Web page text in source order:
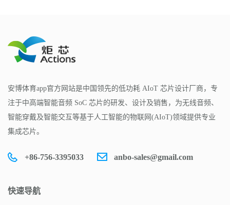
安博体育app官方网站是中国领先的低功耗 AIoT 芯片设计厂商，专
注于中高端智能音频 SoC 芯片的研发、设计及销售，为无线音频、
智能穿戴及智能交互等基于人工智能的物联网(AIoT)领域提供专业
集成芯片。
+86-756-3395033 anbo-sales@gmail.com
快速导航